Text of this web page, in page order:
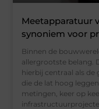
Meetapparatuur
synoniem voor
Binnen de
allergrootste belang.
hierbij centraal als
die de lat hoog
metingen, keer op